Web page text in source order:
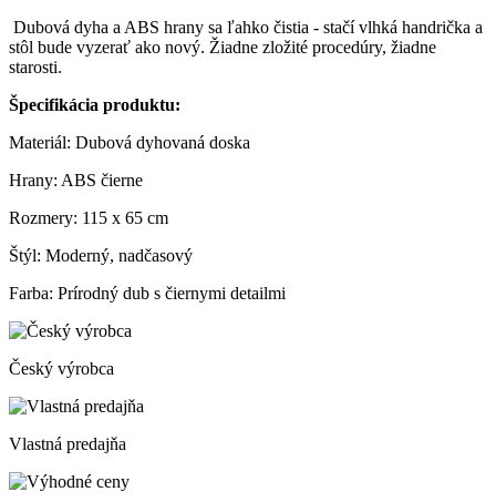
Dubová dyha a ABS hrany sa ľahko čistia - stačí vlhká handrička a
stôl bude vyzerať ako nový. Žiadne zložité procedúry, žiadne
starosti.
Špecifikácia produktu:
Materiál: Dubová dyhovaná doska
Hrany: ABS čierne
Rozmery: 115 x 65 cm
Štýl: Moderný, nadčasový
Farba: Prírodný dub s čiernymi detailmi
Český výrobca
Vlastná predajňa